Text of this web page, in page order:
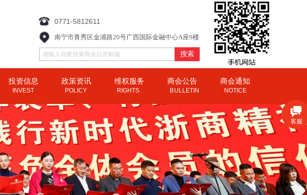
搜索
0771-5812611
南宁市青秀区金浦路20号广西国际金融中心A座9楼
投资信息 政策资讯 维权服务 商会公告 商会通知
INVEST POLICY RIGHTS BULLETIN NOTICE
客服